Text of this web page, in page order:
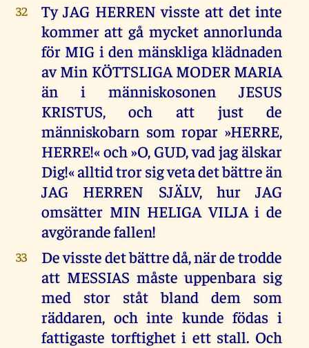
32
Ty JAG HERREN visste att det inte
kommer att gå mycket annorlunda
för MIG i den mänskliga klädnaden
av Min KÖTTSLIGA MODER MARIA
än i människosonen JESUS
KRISTUS, och att just de
människobarn som ropar »HERRE,
HERRE!« och »O, GUD, vad jag älskar
Dig!« alltid tror sig veta det bättre än
JAG HERREN SJÄLV, hur JAG
omsätter MIN HELIGA VILJA i de
avgörande fallen!
33
De visste det bättre då, när de trodde
att MESSIAS måste uppenbara sig
med stor ståt bland dem som
räddaren, och inte kunde födas i
fattigaste torftighet i ett stall. Och